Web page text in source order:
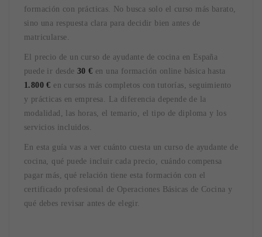
formación con prácticas. No busca solo el curso más barato,
sino una respuesta clara para decidir bien antes de
matricularse.
El precio de un curso de ayudante de cocina en España
puede ir desde30 € en una formación online básica hasta
1.800 € en cursos más completos con tutorías, seguimiento
y prácticas en empresa. La diferencia depende de la
modalidad, las horas, el temario, el tipo de diploma y los
servicios incluidos.
En esta guía vas a ver cuánto cuesta un curso de ayudante de
cocina, qué puede incluir cada precio, cuándo compensa
pagar más, qué relación tiene esta formación con el
certificado profesional de Operaciones Básicas de Cocina y
qué debes revisar antes de elegir.